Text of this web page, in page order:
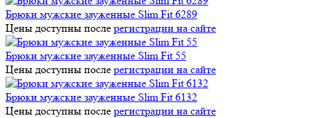
Брюки мужские зауженные Slim Fit 6289
Цены доступны после регистрации на сайте
Брюки мужские зауженные Slim Fit 55
Цены доступны после регистрации на сайте
Брюки мужские зауженные Slim Fit 6132
Цены доступны после регистрации на сайте